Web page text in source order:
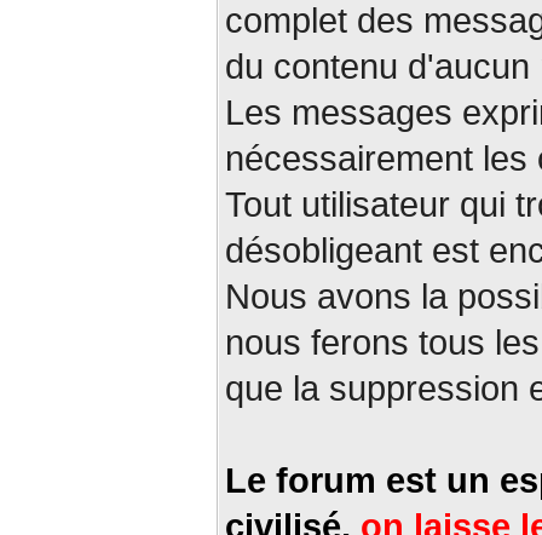
complet des
du contenu d'aucun
Les messages
nécessairement
Tout utilisateur qui
désobligeant est
Nous avons la
nous ferons tous
que la suppression
Le forum est un
civilisé, on laisse